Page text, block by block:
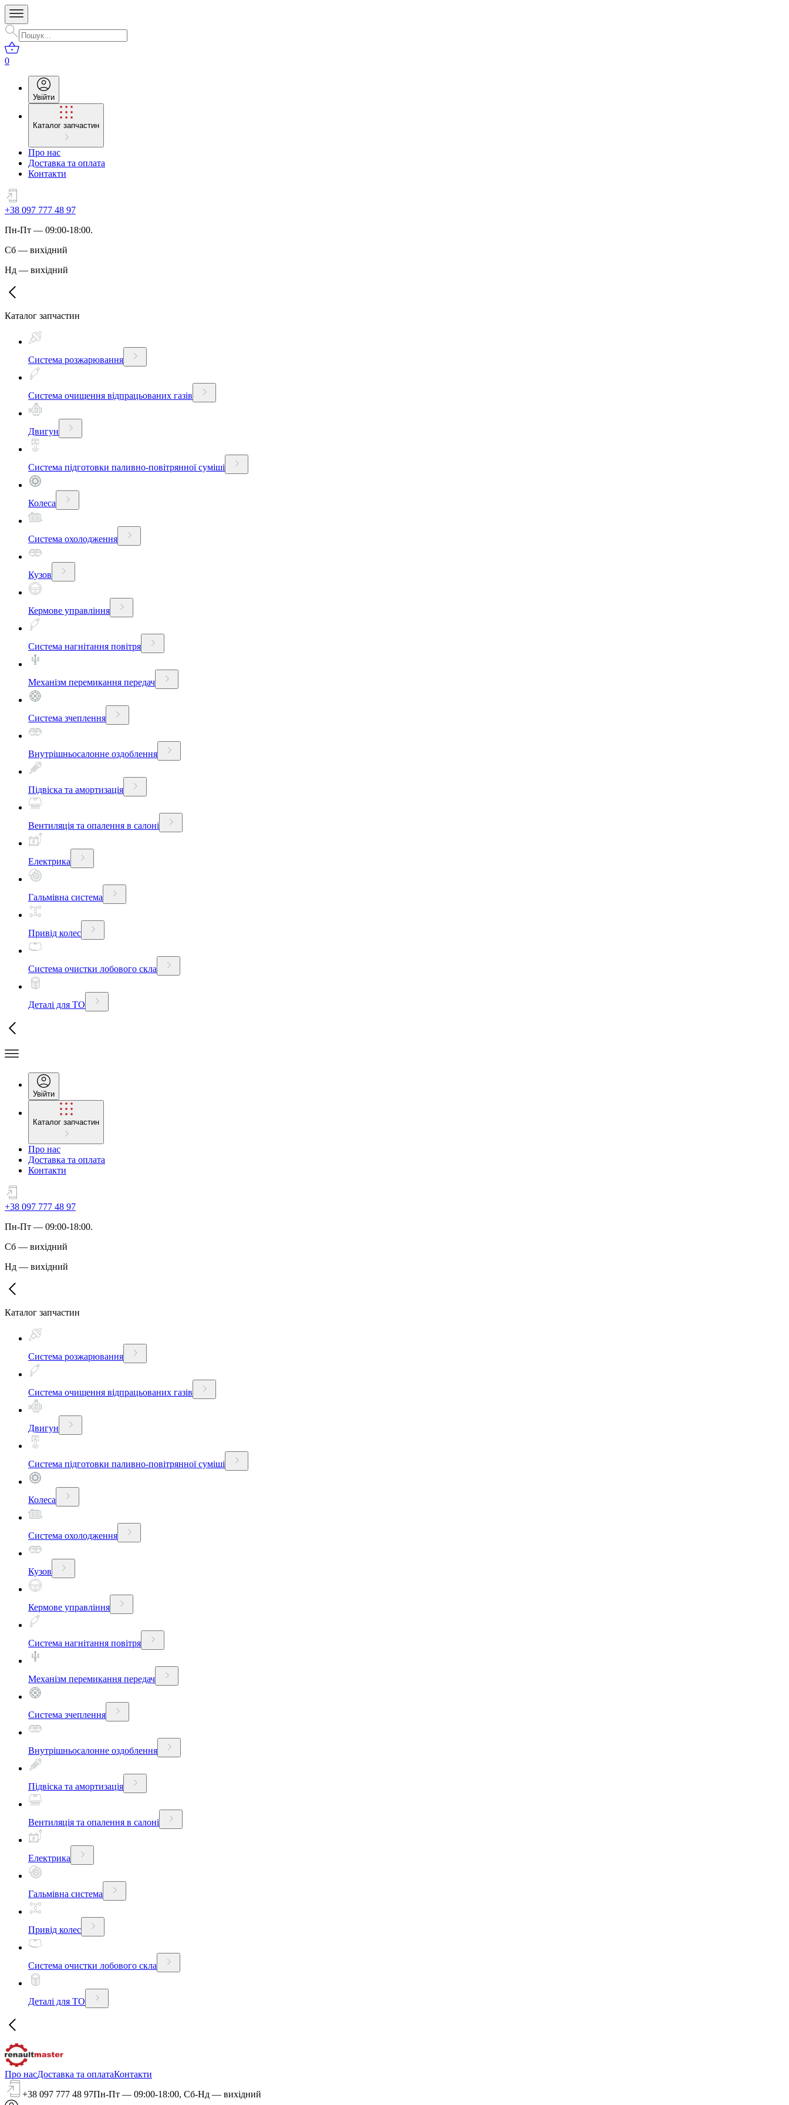
0
Увійти
Каталог запчастин
Про нас
Доставка та оплата
Контакти
+38 097 777 48 97
Пн-Пт — 09:00-18:00.
Сб — вихідний
Нд — вихідний
Каталог запчастин
Система розжарювання
Система очищення відпрацьованих газів
Двигун
Система підготовки паливно-повітрянної суміші
Колеса
Система охолодження
Кузов
Кермове управління
Система нагнітання повітря
Механізм перемикання передач
Система зчеплення
Внутрішньосалонне оздоблення
Підвіска та амортизація
Вентиляція та опалення в салоні
Електрика
Гальмівна система
Привід колес
Система очистки лобового скла
Деталі для ТО
Увійти
Каталог запчастин
Про нас
Доставка та оплата
Контакти
+38 097 777 48 97
Пн-Пт — 09:00-18:00.
Сб — вихідний
Нд — вихідний
Каталог запчастин
Система розжарювання
Система очищення відпрацьованих газів
Двигун
Система підготовки паливно-повітрянної суміші
Колеса
Система охолодження
Кузов
Кермове управління
Система нагнітання повітря
Механізм перемикання передач
Система зчеплення
Внутрішньосалонне оздоблення
Підвіска та амортизація
Вентиляція та опалення в салоні
Електрика
Гальмівна система
Привід колес
Система очистки лобового скла
Деталі для ТО
Про насДоставка та оплатаКонтакти
+38 097 777 48 97Пн-Пт — 09:00-18:00, Сб-Нд — вихідний